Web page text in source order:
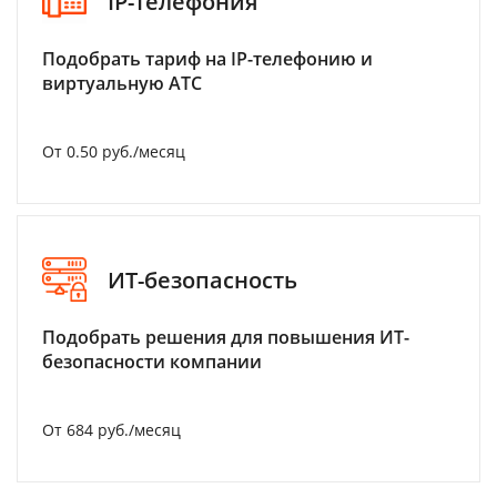
Подобрать тариф на IP-телефонию и
виртуальную АТС
От 0.50 руб./месяц
ИТ-безопасность
Подобрать решения для повышения ИТ-
безопасности компании
От 684 руб./месяц